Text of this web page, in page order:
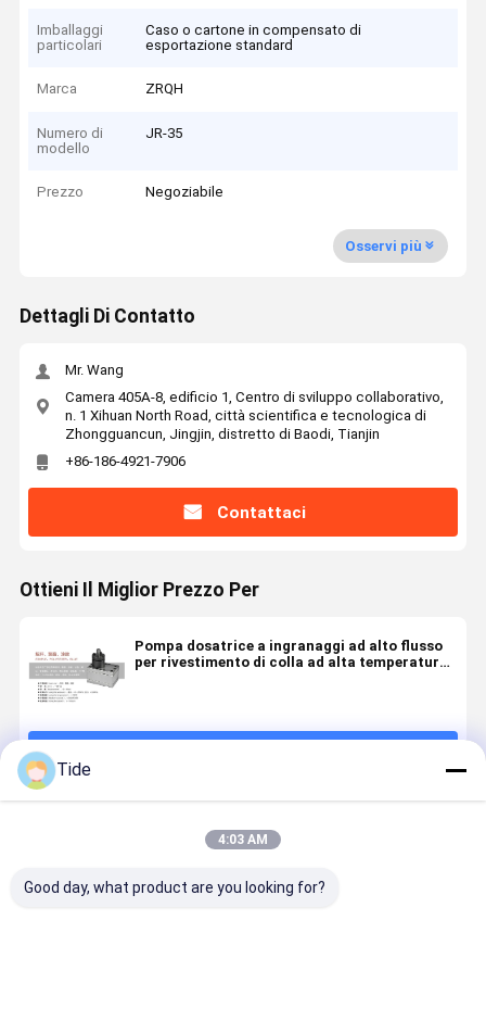
Imballaggi
particolari
Caso o cartone in compensato di
esportazione standard
Marca ZRQH
Numero di
modello
JR-35
Prezzo Negoziabile
Osservi più
Dettagli Di Contatto
Mr. Wang
Camera 405A-8, edificio 1, Centro di sviluppo collaborativo,
n. 1 Xihuan North Road, città scientifica e tecnologica di
Zhongguancun, Jingjin, distretto di Baodi, Tianjin
+86-186-4921-7906
Contattaci
Ottieni Il Miglior Prezzo Per
Pompa dosatrice a ingranaggi ad alto flusso
per rivestimento di colla ad alta temperatura
Prodotti Raccomandati
Tide
4:03 AM
Good day, what product are you looking for?